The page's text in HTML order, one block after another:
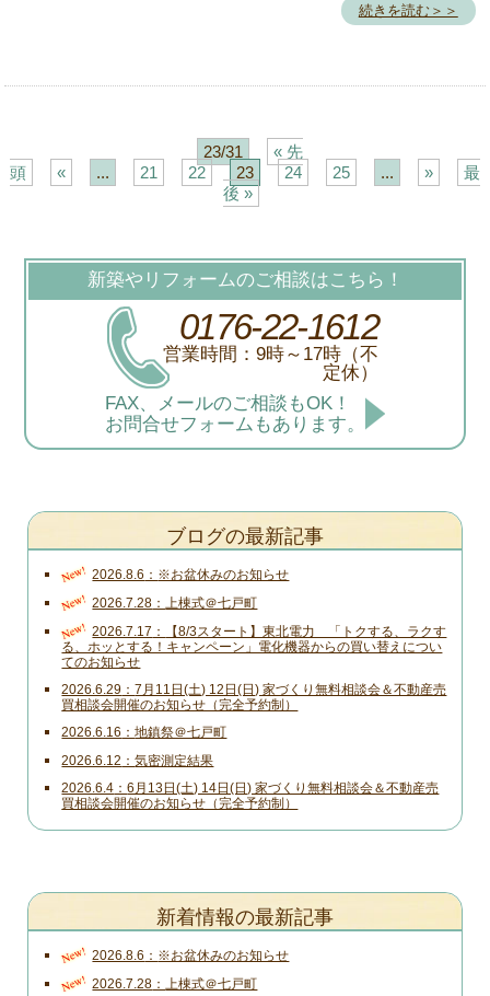
続きを読む＞＞
23/31
« 先
頭
« ... 21 22 23 24 25 ... »
最
後 »
新築やリフォームのご相談はこちら！
0176-22-1612
営業時間：9時～17時（不
定休）
FAX、メールのご相談もOK！
お問合せフォームもあります。
ブログの最新記事
New! 2026.8.6 ※お盆休みのお知らせ
New! 2026.7.28 上棟式＠七戸町
New! 2026.7.17
【8/3スタート】東北電力 「トクする、ラクす
る、ホッとする！キャンペーン」電化機器からの買い替えについ
てのお知らせ
2026.6.29
7月11日(土) 12日(日) 家づくり無料相談会＆不動産売
買相談会開催のお知らせ（完全予約制）
2026.6.16 地鎮祭＠七戸町
2026.6.12 気密測定結果
2026.6.4
6月13日(土) 14日(日) 家づくり無料相談会＆不動産売
買相談会開催のお知らせ（完全予約制）
新着情報の最新記事
New! 2026.8.6 ※お盆休みのお知らせ
New! 2026.7.28 上棟式＠七戸町